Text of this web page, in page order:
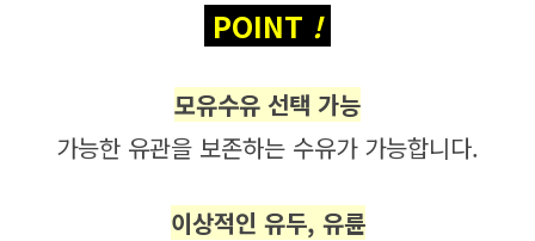
POINT !
모유수유 선택 가능
가능한 유관을 보존하는 수유가 가능합니다.
이상적인 유두, 유륜